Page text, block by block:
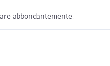
abbondantemente.